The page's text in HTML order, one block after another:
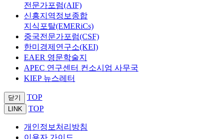
전문가포럼(AIF)
신흥지역정보종합
지식포탈(EMERiCs)
중국전문가포럼(CSF)
한미경제연구소(KEI)
EAER 영문학술지
APEC 연구센터 컨소시엄 사무국
KIEP 뉴스레터
닫기 TOP
LINK TOP
개인정보처리방침